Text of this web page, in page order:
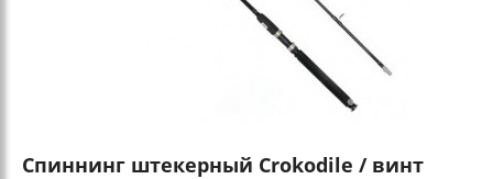
Спиннинг штекерный Crokodile / винт